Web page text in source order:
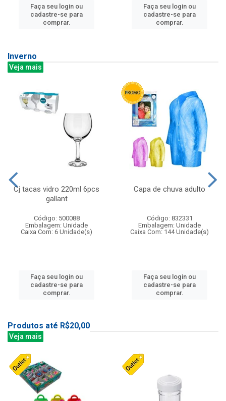
Faça seu login ou
cadastre-se para
comprar.
Faça seu login ou
cadastre-se para
comprar.
Inverno
Veja mais
Cj tacas vidro 220ml 6pcs
gallant
Código: 500088
Embalagem: Unidade
Caixa Com: 6 Unidade(s)
Faça seu login ou
cadastre-se para
comprar.
Capa de chuva adulto
Código: 832331
Embalagem: Unidade
Caixa Com: 144 Unidade(s)
Faça seu login ou
cadastre-se para
comprar.
Produtos até R$20,00
Veja mais